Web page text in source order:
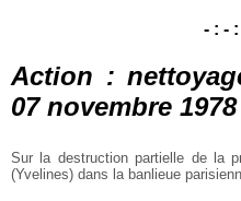
- : -
Action :
07 novembre 1978
Sur la destruction partielle de la
(Yvelines) dans la banlieue